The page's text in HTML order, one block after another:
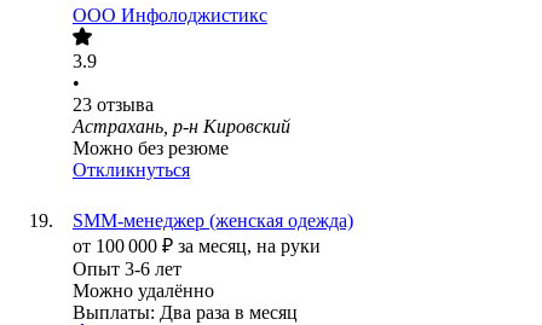
ООО Инфолоджистикс
3.9
•
23 отзыва
Астрахань, р-н Кировский
Можно без резюме
Откликнуться
SMM-менеджер (женская одежда)
от 100 000 ₽ за месяц, на руки
Опыт 3-6 лет
Можно удалённо
Выплаты: Два раза в месяц